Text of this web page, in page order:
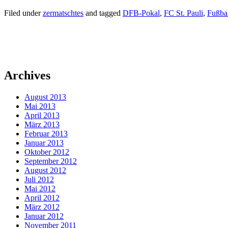
Filed underzermatschtes and tagged DFB-Pokal, FC St. Pauli,
Archives
August 2013
Mai 2013
April 2013
März 2013
Februar 2013
Januar 2013
Oktober 2012
September 2012
August 2012
Juli 2012
Mai 2012
April 2012
März 2012
Januar 2012
November 2011